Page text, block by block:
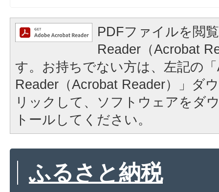
PDFファイルを閲
Reader（Acrobat
す。お持ちでない方は、左記の
Reader（Acrobat Reader）」ダ
リックして、ソフトウェアをダ
トールしてください。
ふるさと納税